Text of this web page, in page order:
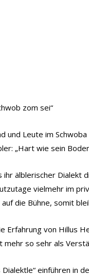
zom sei“
und Leute im Schwoba
„Hart wie sein
älblerischer Dialekt
vielmehr im
die Bühne, somit
Erfahrung von Hillus
mehr so sehr als
einführen in